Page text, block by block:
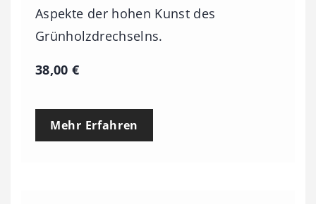
Aspekte der hohen Kunst des
Grünholzdrechselns.
38,00€
Mehr Erfahren